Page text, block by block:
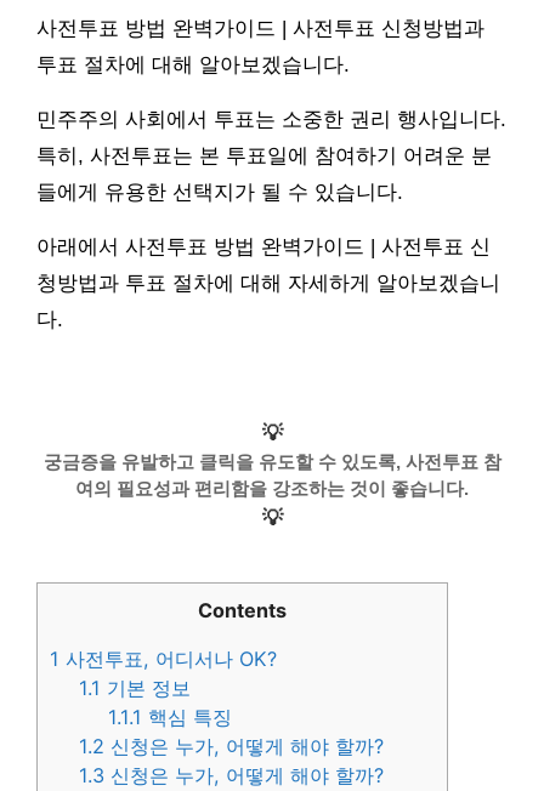
사전투표 방법 완벽가이드 | 사전투표 신청방법과
투표 절차에 대해 알아보겠습니다.
민주주의 사회에서 투표는 소중한 권리 행사입니다.
특히, 사전투표는 본 투표일에 참여하기 어려운 분
들에게 유용한 선택지가 될 수 있습니다.
아래에서 사전투표 방법 완벽가이드 | 사전투표 신
청방법과 투표 절차에 대해 자세하게 알아보겠습니
다.
💡
궁금증을 유발하고 클릭을 유도할 수 있도록, 사전투표 참
여의 필요성과 편리함을 강조하는 것이 좋습니다.
💡
Contents
1 사전투표, 어디서나 OK?
1.1 기본 정보
1.1.1 핵심 특징
1.2 신청은 누가, 어떻게 해야 할까?
1.3 신청은 누가, 어떻게 해야 할까?